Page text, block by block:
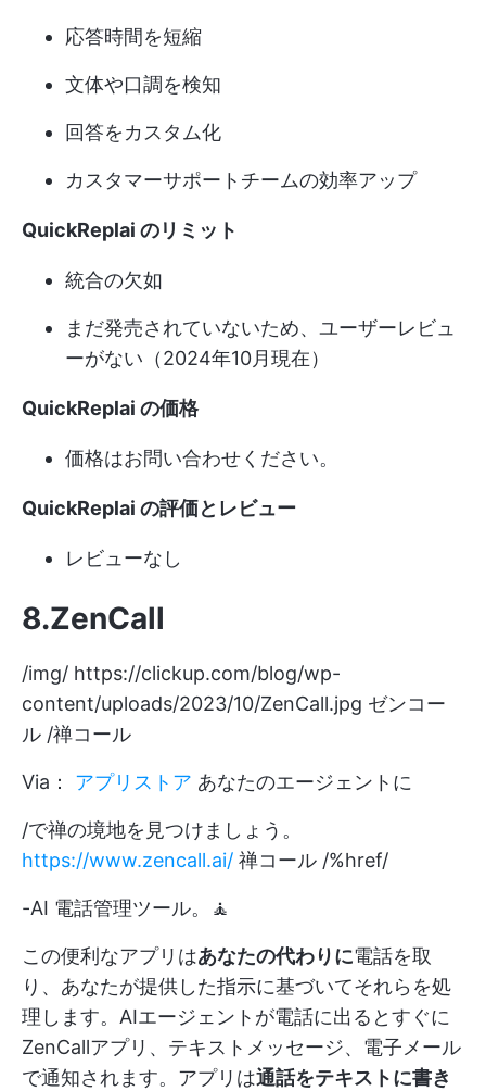
応答時間を短縮
文体や口調を検知
回答をカスタム化
カスタマーサポートチームの効率アップ
QuickReplai のリミット
統合の欠如
まだ発売されていないため、ユーザーレビュ
ーがない（2024年10月現在）
QuickReplai の価格
価格はお問い合わせください。
QuickReplai の評価とレビュー
レビューなし
8.ZenCall
/img/ https://clickup.com/blog/wp-
content/uploads/2023/10/ZenCall.jpg ゼンコー
ル /禅コール
Via： アプリストア あなたのエージェントに
/で禅の境地を見つけましょう。
https://www.zencall.ai/ 禅コール /%href/
-AI 電話管理ツール。🧘
この便利なアプリはあなたの代わりに電話を取
り、あなたが提供した指示に基づいてそれらを処
理します。AIエージェントが電話に出るとすぐに
ZenCallアプリ、テキストメッセージ、電子メール
で通知されます。アプリは通話をテキストに書き